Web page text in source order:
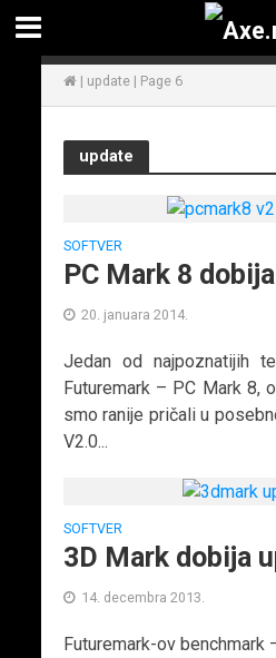
| update| Page 6
update
SOFTVER
PC Mark 8
20. januara 2014.
Jedan od najpoznatijih
Futuremark – PC Mark 8,
smo ranije pričali u
V2.0...
SOFTVER
3D Mark dobija
14. decembra 2013.
Futuremark-ov benchmark